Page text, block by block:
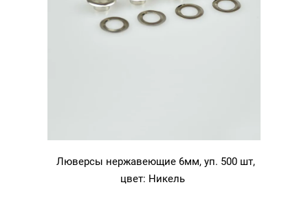
Люверсы нержавеющие 6мм, уп. 500 шт,
цвет: Никель